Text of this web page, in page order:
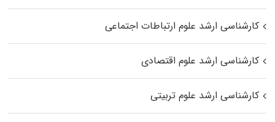
کارشناسی ارشد علوم ارتباطات اجتماعی
کارشناسی ارشد علوم اقتصادی
کارشناسی ارشد علوم تربیتی